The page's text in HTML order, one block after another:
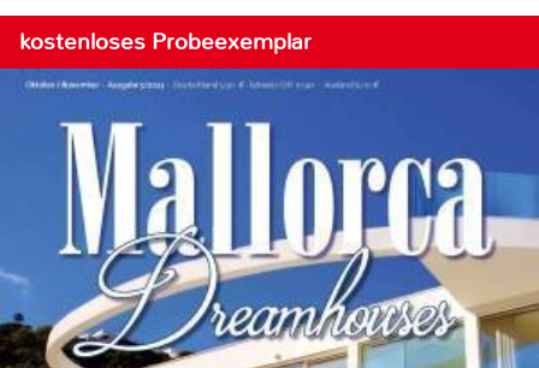
kostenloses Probeexemplar